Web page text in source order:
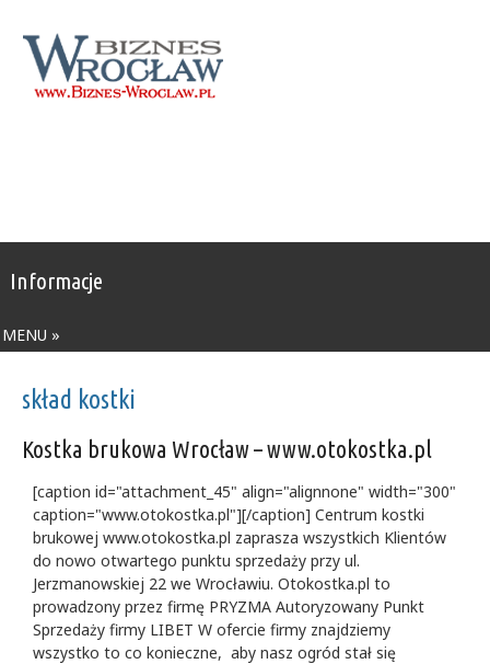
Informacje
MENU »
skład kostki
Kostka brukowa Wrocław – www.otokostka.pl
[caption id="attachment_45" align="alignnone" width="300"
caption="www.otokostka.pl"][/caption] Centrum kostki
brukowej www.otokostka.pl zaprasza wszystkich Klientów
do nowo otwartego punktu sprzedaży przy ul.
Jerzmanowskiej 22 we Wrocławiu. Otokostka.pl to
prowadzony przez firmę PRYZMA Autoryzowany Punkt
Sprzedaży firmy LIBET W ofercie firmy znajdziemy
wszystko to co konieczne, aby nasz ogród stał się